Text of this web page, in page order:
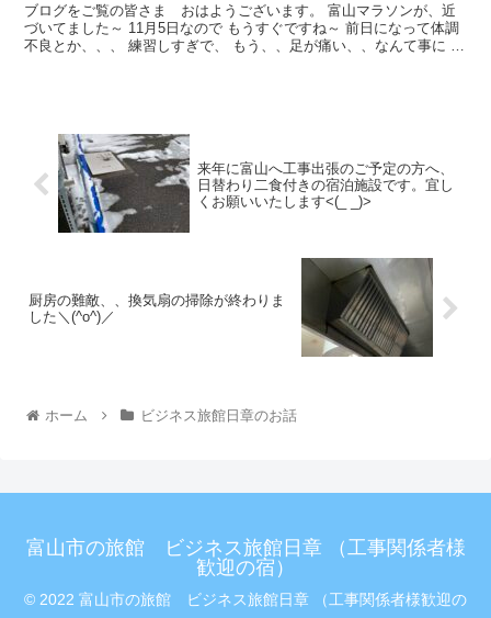
ブログをご覧の皆さま おはようございます。 富山マラソンが、近
づいてました～ 11月5日なので もうすぐですね～ 前日になって体調
不良とか、、、 練習しすぎで、 もう、、足が痛い、、なんて事に な
来年に富山へ工事出張のご予定の方へ、
日替わり二食付きの宿泊施設です。宜し
くお願いいたします<(_ _)>
厨房の難敵、、換気扇の掃除が終わりま
した＼(^o^)／
ホーム ビジネス旅館日章のお話
富山市の旅館 ビジネス旅館日章 （工事関係者様
歓迎の宿）
© 2022 富山市の旅館 ビジネス旅館日章 （工事関係者様歓迎の